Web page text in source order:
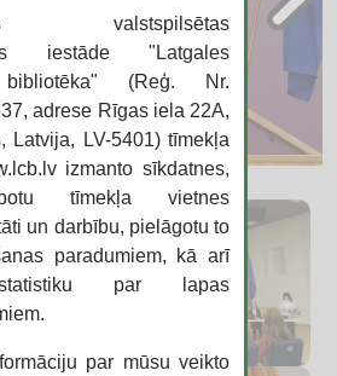
valstspilsētas
iestāde "Latgales
(Reģ. Nr.
adrese Rīgas iela 22A,
Latvija, LV-5401) tīmekļa
izmanto sīkdatnes,
tīmekļa vietnes
un darbību, pielāgotu to
paradumiem, kā arī
par lapas
par mūsu veikto